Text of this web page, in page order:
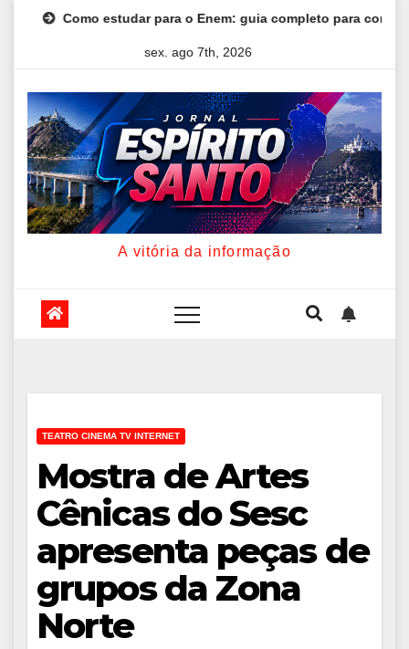
para o Enem: guia completo para conquistar a vaga na
sex. ago 7th, 2026
A vitória da informação
TEATRO CINEMA TV INTERNET
Mostra de Artes
Cênicas do Sesc
apresenta peças de
grupos da Zona
Norte